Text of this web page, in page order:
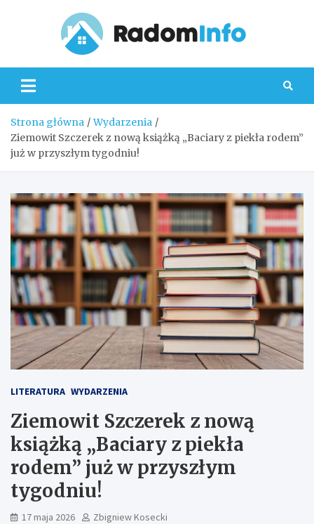
Strona główna
Wydarzenia
Ziemowit Szczerek z nową książką „Baciary z piekła rodem”
już w przyszłym tygodniu!
LITERATURA WYDARZENIA
Ziemowit Szczerek z nową
książką „Baciary z piekła
rodem” już w przyszłym
tygodniu!
17 maja 2026 Zbigniew Kosecki